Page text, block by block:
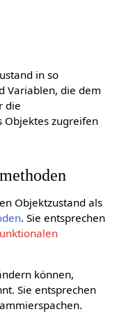
in so
Variablen, die dem
die
zugreifen
Objektzustand als
. Sie entsprechen
können,
Sie entsprechen